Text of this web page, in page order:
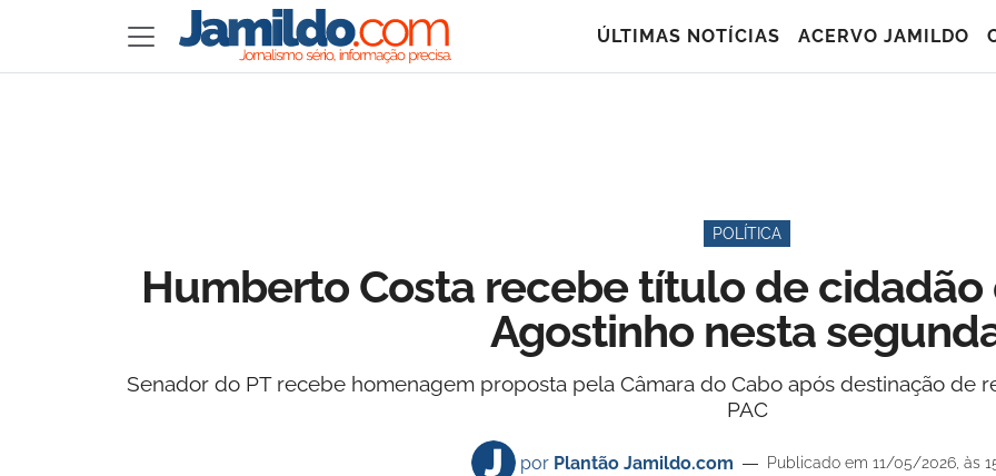
ÚLTIMAS NOTÍCIAS ACERVO JAMILDO
POLÍTICA
Humberto Costa recebe título de cidadão
Agostinho nesta
Senador do PT recebe homenagem proposta pela Câmara do Cabo após destinação de
PAC
por Plantão Jamildo.com Publicado em 11/05/2026, às